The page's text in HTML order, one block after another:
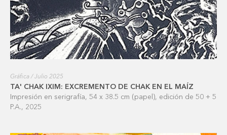
Gráfica / Julio 2025
TA' CHAK IXIM: EXCREMENTO DE CHAK EN EL MAÍZ
Impresión en serigrafía, 54 x 38.5 cm (papel), edición de 50 + 5
P.A., 2025